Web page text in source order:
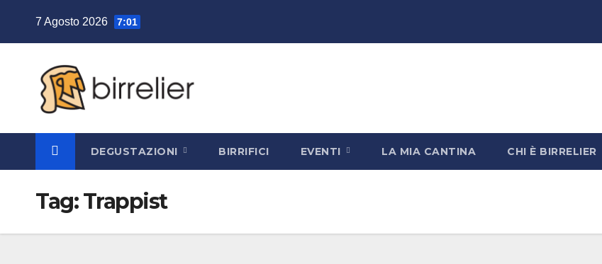
7 Agosto 2026 7:01
DEGUSTAZIONI BIRRIFICI EVENTI LA MIA CANTINA CHI È BIRRELIER
Tag:Trappist